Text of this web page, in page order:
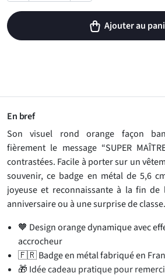
Ajouter au
En bref
Son visuel rond orange façon
fièrement le message “SUPER
contrastées. Facile à porter sur un
souvenir, ce badge en métal de 5,6
joyeuse et reconnaissante à la fin de
anniversaire ou à une surprise de classe.
🧡 Design orange dynamique avec
accrocheur
🇫🇷 Badge en métal fabriqué en
🎁 Idée cadeau pratique pour